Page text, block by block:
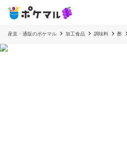
産直・通販のポケマル 加工食品 調味料 酢